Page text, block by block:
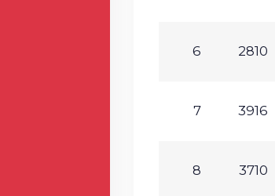
6 2810
7 3916
8 3710